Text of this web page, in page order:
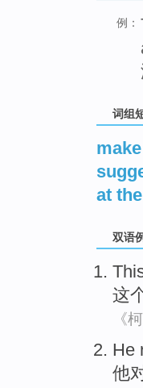
例：
词组
at
双语
这
《
He
他